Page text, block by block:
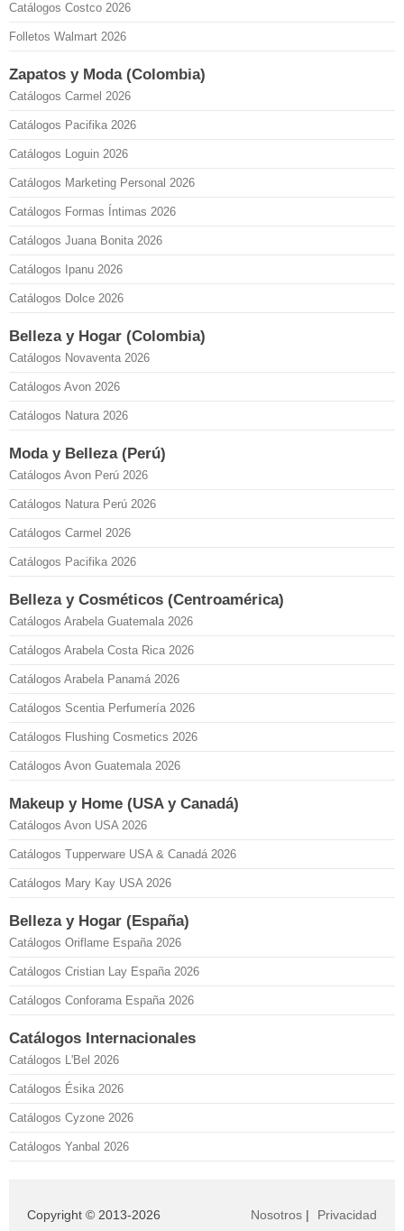
Catálogos Costco 2026
Folletos Walmart 2026
Zapatos y Moda (Colombia)
Catálogos Carmel 2026
Catálogos Pacifika 2026
Catálogos Loguin 2026
Catálogos Marketing Personal 2026
Catálogos Formas Íntimas 2026
Catálogos Juana Bonita 2026
Catálogos Ipanu 2026
Catálogos Dolce 2026
Belleza y Hogar (Colombia)
Catálogos Novaventa 2026
Catálogos Avon 2026
Catálogos Natura 2026
Moda y Belleza (Perú)
Catálogos Avon Perú 2026
Catálogos Natura Perú 2026
Catálogos Carmel 2026
Catálogos Pacifika 2026
Belleza y Cosméticos (Centroamérica)
Catálogos Arabela Guatemala 2026
Catálogos Arabela Costa Rica 2026
Catálogos Arabela Panamá 2026
Catálogos Scentia Perfumería 2026
Catálogos Flushing Cosmetics 2026
Catálogos Avon Guatemala 2026
Makeup y Home (USA y Canadá)
Catálogos Avon USA 2026
Catálogos Tupperware USA & Canadá 2026
Catálogos Mary Kay USA 2026
Belleza y Hogar (España)
Catálogos Oriflame España 2026
Catálogos Cristian Lay España 2026
Catálogos Conforama España 2026
Catálogos Internacionales
Catálogos L'Bel 2026
Catálogos Ésika 2026
Catálogos Cyzone 2026
Catálogos Yanbal 2026
Copyright © 2013-2026 Nosotros | Privacidad